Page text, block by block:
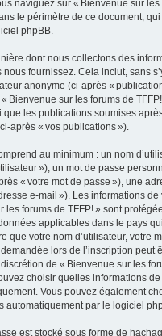
naviguez sur « Bienvenue sur les
le périmètre de ce document,
phpBB.
dont nous collectons des
fournissez. Cela inclut, sans
anonyme (ci-après «
« Bienvenue sur les forums de
que les publications soumises
après « vos publications »).
au minimum : un nom
»), un mot de passe
« votre mot de passe »), une
e-mail »). Les informations de
les forums de TFFP! » sont
applicables dans le pays
que votre nom d’utilisateur, votre
lors de l’inscription peut
de « Bienvenue sur les
choisir quelles informations
Vous pouvez également
automatiquement par le logiciel
est stocké sous forme de